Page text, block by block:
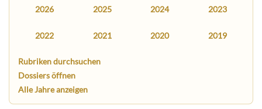
2026 2025 2024 2023
2022 2021 2020 2019
Rubriken durchsuchen
Dossiers öffnen
Alle Jahre anzeigen